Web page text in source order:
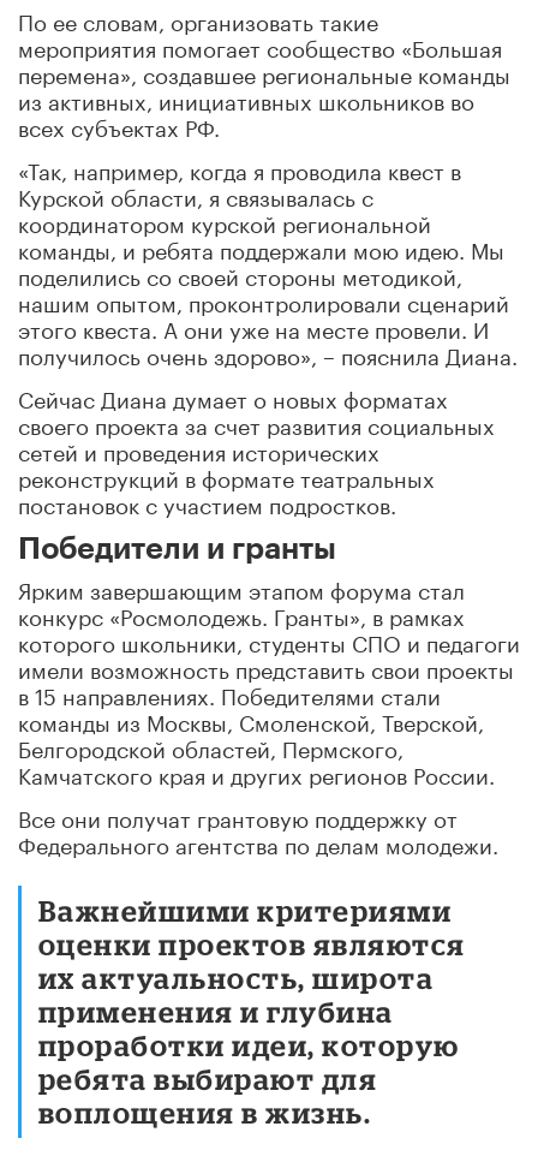
По ее словам, организовать такие
мероприятия помогает сообщество «Большая
перемена», создавшее региональные команды
из активных, инициативных школьников во
всех субъектах РФ.
«Так, например, когда я проводила квест в
Курской области, я связывалась с
координатором курской региональной
команды, и ребята поддержали мою идею. Мы
поделились со своей стороны методикой,
нашим опытом, проконтролировали сценарий
этого квеста. А они уже на месте провели. И
получилось очень здорово», – пояснила Диана.
Сейчас Диана думает о новых форматах
своего проекта за счет развития социальных
сетей и проведения исторических
реконструкций в формате театральных
постановок с участием подростков.
Победители и гранты
Ярким завершающим этапом форума стал
конкурс «Росмолодежь. Гранты», в рамках
которого школьники, студенты СПО и педагоги
имели возможность представить свои проекты
в 15 направлениях. Победителями стали
команды из Москвы, Смоленской, Тверской,
Белгородской областей, Пермского,
Камчатского края и других регионов России.
Все они получат грантовую поддержку от
Федерального агентства по делам молодежи.
Важнейшими критериями
оценки проектов являются
их актуальность, широта
применения и глубина
проработки идеи, которую
ребята выбирают для
воплощения в жизнь.